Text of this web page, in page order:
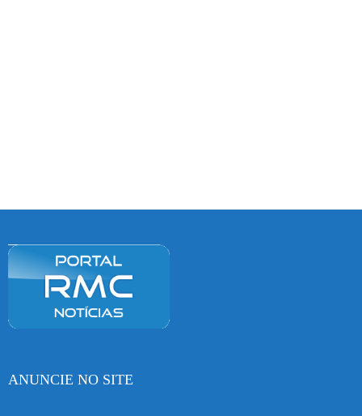
ANUNCIE NO SITE